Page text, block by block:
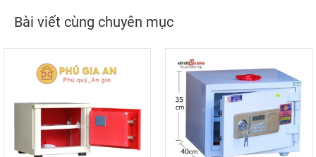
Bài viết cùng chuyên mục